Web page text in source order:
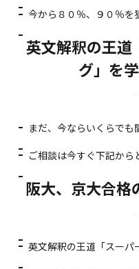
今から８０％、９０％を
英文解釈の王道
グ」を
まだ、今ならいくらでも
ご相談は今すぐ下記から
阪大、京大合格
英文解釈の王道「スーパ